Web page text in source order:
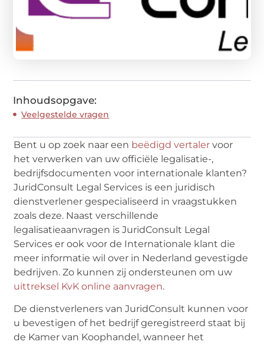
Inhoudsopgave:
Veelgestelde vragen
Bent u op zoek naar een beëdigd vertaler voor
het verwerken van uw officiële legalisatie-,
bedrijfsdocumenten voor internationale klanten?
JuridConsult Legal Services is een juridisch
dienstverlener gespecialiseerd in vraagstukken
zoals deze. Naast verschillende
legalisatieaanvragen is JuridConsult Legal
Services er ook voor de Internationale klant die
meer informatie wil over in Nederland gevestigde
bedrijven. Zo kunnen zij ondersteunen om uw
uittreksel KvK online aanvragen.
De dienstverleners van JuridConsult kunnen voor
u bevestigen of het bedrijf geregistreerd staat bij
de Kamer van Koophandel, wanneer het